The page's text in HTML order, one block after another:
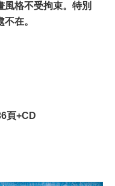
風格不受拘束。特別
在。
頁+CD